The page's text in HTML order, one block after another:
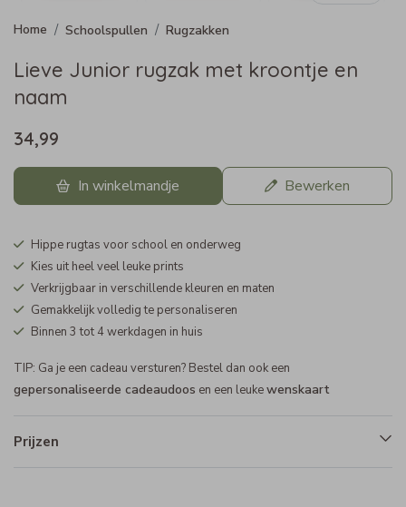
Schoolspullen Rugzakken
Lieve Junior rugzak met kroontje en
naam
34,99
In winkelmandje Bewerken
Hippe rugtas voor school en onderweg
Kies uit heel veel leuke prints
Verkrijgbaar in verschillende kleuren en maten
Gemakkelijk volledig te personaliseren
Binnen 3 tot 4 werkdagen in huis
TIP: Ga je een cadeau versturen? Bestel dan ook een
gepersonaliseerde cadeaudoos en een leukewenskaart
Prijzen